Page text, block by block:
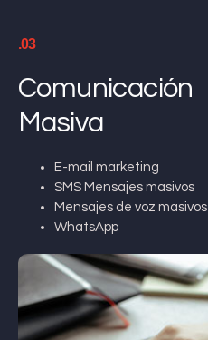
.03
Comunicación
Masiva
E-mail marketing
SMS Mensajes masivos
Mensajes de voz masivos
WhatsApp